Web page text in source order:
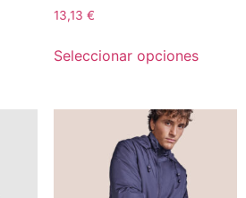
13,13 €
Seleccionar opciones